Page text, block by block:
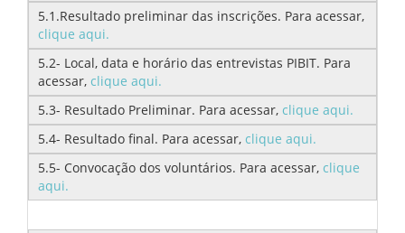
5.1.Resultado preliminar das inscrições. Para acessar,
clique aqui.
5.2- Local, data e horário das entrevistas PIBIT. Para
acessar, clique aqui.
5.3- Resultado Preliminar. Para acessar, clique aqui.
5.4- Resultado final. Para acessar, clique aqui.
5.5- Convocação dos voluntários. Para acessar, clique
aqui.